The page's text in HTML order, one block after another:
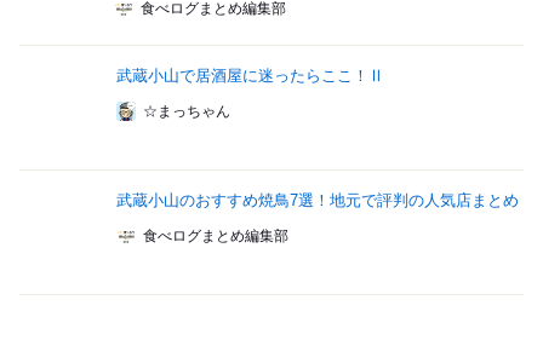
食べログまとめ編集部
武蔵小山で居酒屋に迷ったらここ！Ⅱ
☆まっちゃん
武蔵小山のおすすめ焼鳥7選！地元で評判の人気店まとめ
食べログまとめ編集部